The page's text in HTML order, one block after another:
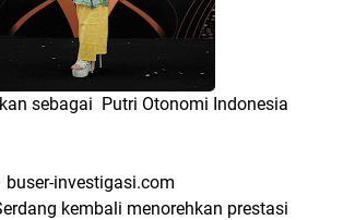
sebagai Putri Otonomi Indonesia
buser-investigasi.com
kembali menorehkan prestasi